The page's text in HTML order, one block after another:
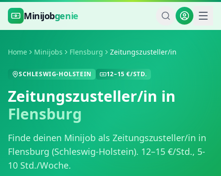
Zum Hauptinhalt springen
Minijobgenie
Home Minijobs Flensburg Zeitungszusteller/in
SCHLESWIG-HOLSTEIN 12–15 €/STD.
Zeitungszusteller/in in
Flensburg
Finde deinen Minijob als Zeitungszusteller/in in
Flensburg (Schleswig-Holstein). 12–15 €/Std., 5-
10 Std./Woche.